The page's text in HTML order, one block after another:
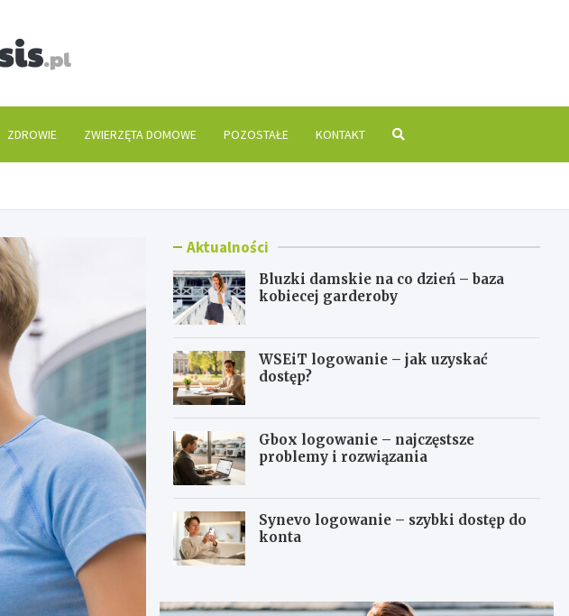
ZDROWIE ZWIERZĘTA DOMOWE POZOSTAŁE KONTAKT
Aktualności
Bluzki damskie na co dzień – baza
kobiecej garderoby
WSEiT logowanie – jak uzyskać
dostęp?
Gbox logowanie – najczęstsze
problemy i rozwiązania
Synevo logowanie – szybki dostęp do
konta